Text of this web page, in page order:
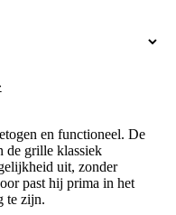
en functioneel. De
de grille klassiek
uit, zonder
past hij prima in het
te zijn.